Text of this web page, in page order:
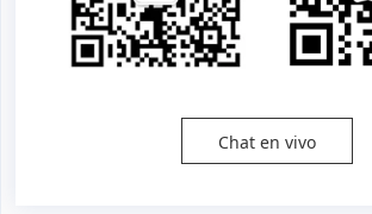
Chat en vivo